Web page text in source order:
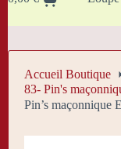
Panier
Accueil Boutique
83- Pin's
Pin’s maçonnique